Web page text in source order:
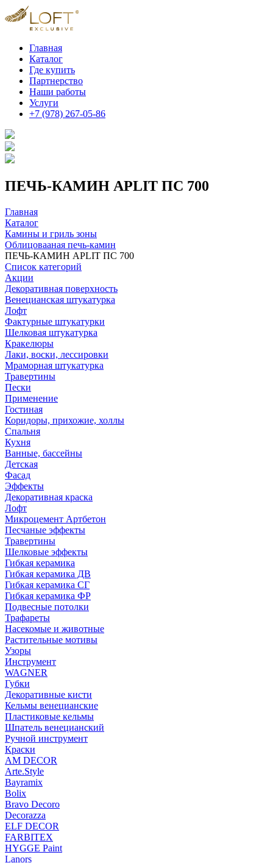
Главная
Каталог
Где купить
Партнерство
Наши работы
Услуги
+7 (978) 267-05-86
ПЕЧЬ-КАМИН APLIT ПС 700
Главная
Каталог
Камины и гриль зоны
Облицовааная печь-камин
ПЕЧЬ-КАМИН APLIT ПС 700
Список категорий
Акции
Декоративная поверхность
Венецианская штукатурка
Лофт
Фактурные штукатурки
Шелковая штукатурка
Кракелюры
Лаки, воски, лессировки
Мраморная штукатурка
Травертины
Пески
Применение
Гостиная
Коридоры, прихожие, холлы
Спальня
Кухня
Ванные, бассейны
Детская
Фасад
Эффекты
Декоративная краска
Лофт
Микроцемент Артбетон
Песчаные эффекты
Травертины
Шелковые эффекты
Гибкая керамика
Гибкая керамика ДВ
Гибкая керамика СГ
Гибкая керамика ФР
Подвесные потолки
Трафареты
Насекомые и животные
Растительные мотивы
Узоры
Инструмент
WAGNER
Губки
Декоративные кисти
Кельмы венецианские
Пластиковые кельмы
Шпатель венецианский
Ручной инструмент
Краски
AM DECOR
Arte.Style
Bayramix
Bolix
Bravo Decoro
Decorazza
ELF DECOR
FARBITEX
HYGGE Paint
Lanors